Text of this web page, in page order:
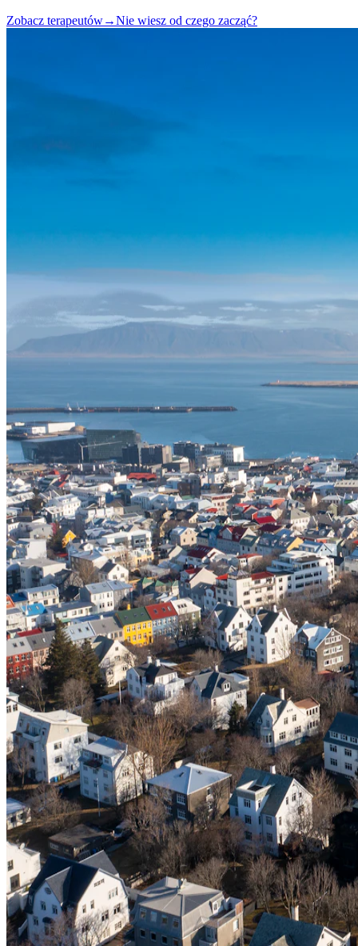
Zobacz terapeutów→Nie wiesz od czego zacząć?